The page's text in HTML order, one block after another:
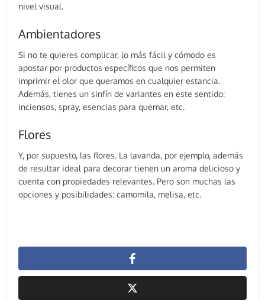
nivel visual.
Ambientadores
Si no te quieres complicar, lo más fácil y cómodo es
apostar por productos específicos que nos permiten
imprimir el olor que queramos en cualquier estancia.
Además, tienes un sinfín de variantes en este sentido:
inciensos, spray, esencias para quemar, etc.
Flores
Y, por supuesto, las flores. La lavanda, por ejemplo, además
de resultar ideal para decorar tienen un aroma delicioso y
cuenta con propiedades relevantes. Pero son muchas las
opciones y posibilidades: camomila, melisa, etc.